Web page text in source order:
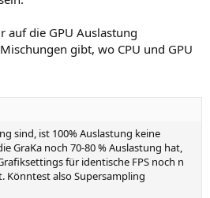
auf die GPU Auslastung
gibt, wo CPU und GPU
sind, ist 100% Auslastung keine
GraKa noch 70-80 % Auslastung hat,
für identische FPS noch n
Könntest also Supersampling